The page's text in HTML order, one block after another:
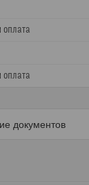
оплата
оплата
документов